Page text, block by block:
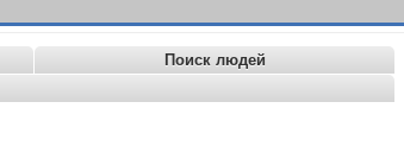
Поиск людей